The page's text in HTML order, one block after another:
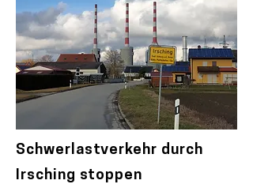
Schwerlastverkehr durch
Irsching stoppen